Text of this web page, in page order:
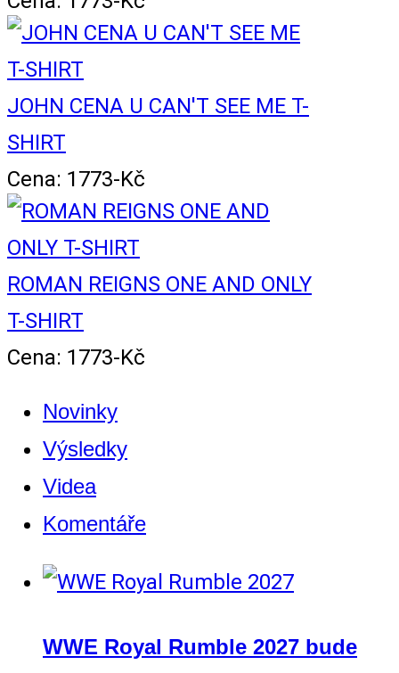
JOHN CENA U CAN'T SEE ME T-
SHIRT
Cena: 1773-Kč
ROMAN REIGNS ONE AND ONLY
T-SHIRT
Cena: 1773-Kč
Novinky
Výsledky
Videa
Komentáře
WWE Royal Rumble 2027 bude